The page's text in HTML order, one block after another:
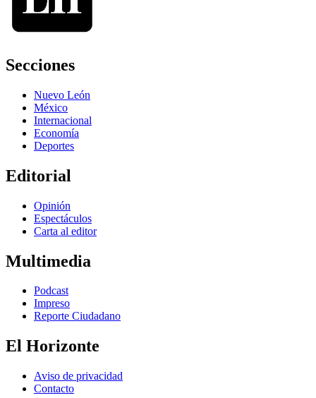
Secciones
Nuevo León
México
Internacional
Economía
Deportes
Editorial
Opinión
Espectáculos
Carta al editor
Multimedia
Podcast
Impreso
Reporte Ciudadano
El Horizonte
Aviso de privacidad
Contacto